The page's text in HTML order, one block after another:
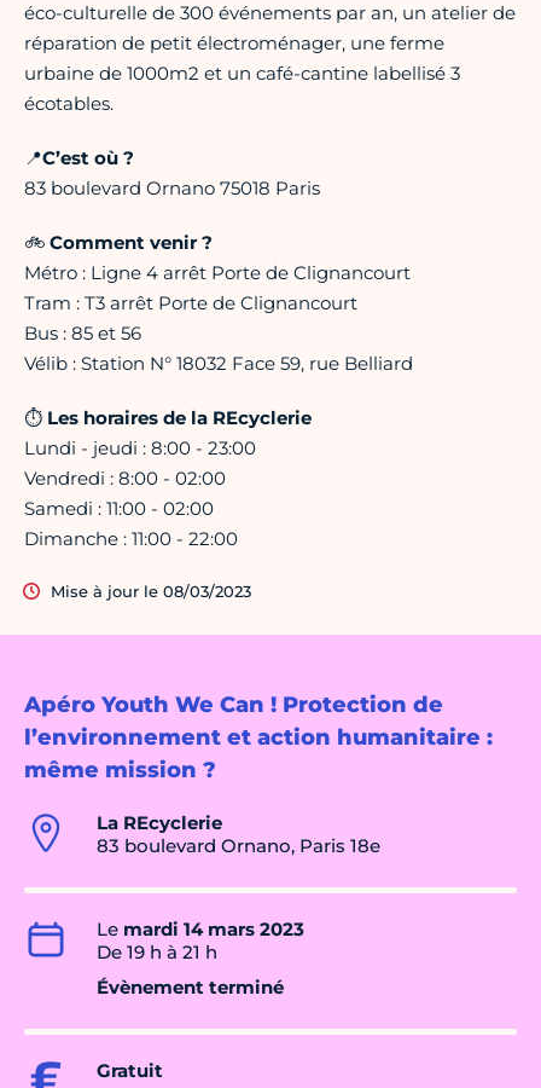
Apéro Youth We Can ! Protection de
l’environnement et action humanitaire :
même mission ?
La REcyclerie
83 boulevard Ornano, Paris 18e
Le mardi 14 mars 2023
De 19 h à 21 h
Évènement terminé
Gratuit
éco-culturelle de 300 événements par an, un atelier de
réparation de petit électroménager, une ferme
urbaine de 1000m2 et un café-cantine labellisé 3
écotables.
📍C’est où ?
83 boulevard Ornano 75018 Paris
🚲 Comment venir ?
Métro : Ligne 4 arrêt Porte de Clignancourt
Tram : T3 arrêt Porte de Clignancourt
Bus : 85 et 56
Vélib : Station N° 18032 Face 59, rue Belliard
⏱ Les horaires de la REcyclerie
Lundi - jeudi : 8:00 - 23:00
Vendredi : 8:00 - 02:00
Samedi : 11:00 - 02:00
Dimanche : 11:00 - 22:00
Mise à jour le 08/03/2023